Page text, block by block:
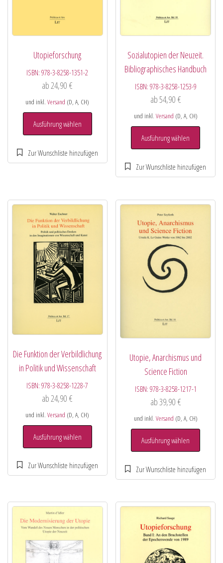
Utopieforschung
ISBN:978-3-8258-1351-2
ab24,90€
und inkl.Versand (D, A, CH)
Ausführung wählen
Sozialutopien der Neuzeit.
Bibliographisches Handbuch
ISBN: 978-3-8258-1253-9
ab54,90 €
und inkl. Versand (D, A, CH)
Ausführung wählen
Die Funktion der Verbildlichung
in Politik und Wissenschaft
ISBN:978-3-8258-1228-7
ab24,90€
und inkl.Versand (D, A, CH)
Ausführung wählen
Utopie, Anarchismus und
Science Fiction
ISBN: 978-3-8258-1217-1
ab39,90 €
und inkl. Versand (D, A, CH)
Ausführung wählen